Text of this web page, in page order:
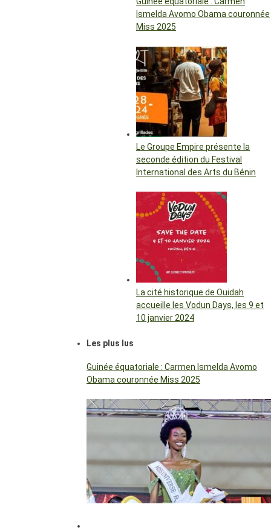
Ismelda Avomo Obama couronnée
Miss 2025
Le Groupe Empire présente la
seconde édition du Festival
International des Arts du Bénin
La cité historique de Ouidah
accueille les Vodun Days, les 9 et
10 janvier 2024
Les plus lus
Guinée équatoriale : Carmen Ismelda Avomo
Obama couronnée Miss 2025